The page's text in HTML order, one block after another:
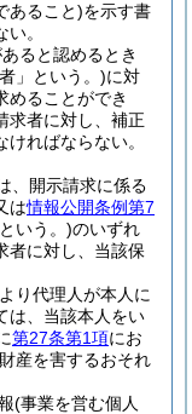
あること)を示す書
。
ると認めるとき
」という。)に対
めることができ
求者に対し、補正
ればならない。
、開示請求に係る
は情報公開条例第7
いう。)のいずれ
者に対し、当該保
り代理人が本人に
は、当該本人をい
第27条第1項にお
産を害するおそれ
(事業を営む個人